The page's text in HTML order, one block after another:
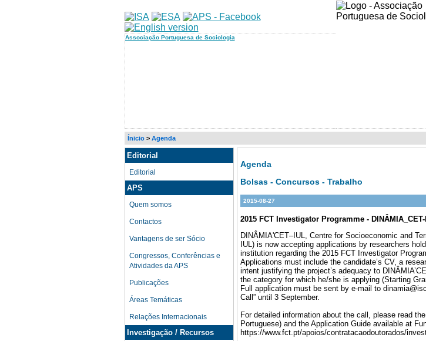
Associação Portuguesa de Sociologia
Ínicio> Agenda
Editorial
Editorial
APS
Quem somos
Contactos
Vantagens de ser Sócio
Congressos, Conferências e
Atividades da APS
Publicações
Áreas Temáticas
Relações Internacionais
Investigação / Recursos
Agenda
Bolsas - Concursos - Trabalho
2015-08-27
2015 FCT Investigator Programme - DINÂMIA_CET-
DINÂMIA'CET–IUL, Centre for Socioeconomic and
IUL) is now accepting applications by researchers
institution regarding the 2015 FCT Investigator
Applications must include the candidate’s CV, a
intent justifying the project’s adequacy to
the category for which he/she is applying (Starting
Full application must be sent by e-mail to
Call” until 3 September.
For detailed information about the call, please read
Portuguese) and the Application Guide available at
https://www.fct.pt/apoios/contratacaodoutorados/